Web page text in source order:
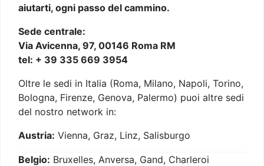
aiutarti, ogni passo del cammino.
Sede centrale:
Via Avicenna, 97, 00146 Roma RM
tel: + 39 335 669 3954
Oltre le sedi in Italia (Roma, Milano, Napoli, Torino,
Bologna, Firenze, Genova, Palermo) puoi altre sedi
del nostro network in:
Austria: Vienna, Graz, Linz, Salisburgo
Belgio: Bruxelles, Anversa, Gand, Charleroi